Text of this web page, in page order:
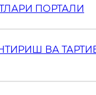
ПОРТАЛИ
ВА